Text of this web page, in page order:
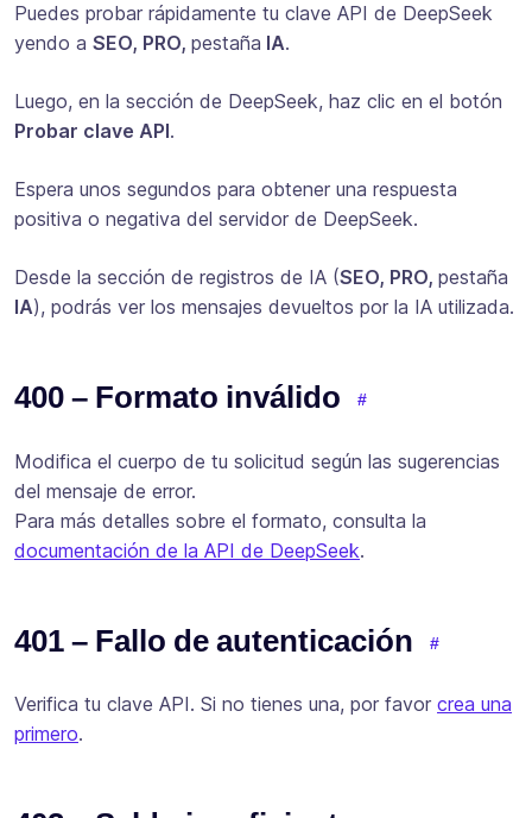
Puedes probar rápidamente tu clave API de DeepSeek
yendo a SEO, PRO, pestaña IA.
Luego, en la sección de DeepSeek, haz clic en el botón
Probar clave API.
Espera unos segundos para obtener una respuesta
positiva o negativa del servidor de DeepSeek.
Desde la sección de registros de IA (SEO, PRO, pestaña
IA), podrás ver los mensajes devueltos por la IA utilizada.
400 – Formato inválido
Modifica el cuerpo de tu solicitud según las sugerencias
del mensaje de error.
Para más detalles sobre el formato, consulta la
documentación de la API de DeepSeek.
401 – Fallo de autenticación
Verifica tu clave API. Si no tienes una, por favor crea una
primero.